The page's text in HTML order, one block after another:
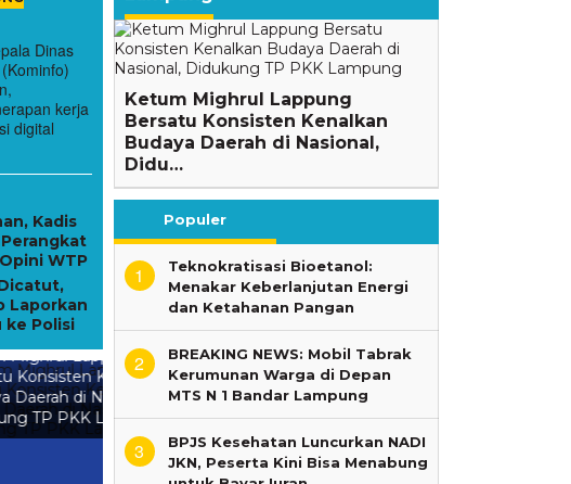
Dinas
kerja
digital
Kadis
WTP
Laporkan
ke Polisi
Kenalkan
Nasional,
Lampung
Kenalkan Budaya Lampung,
Mighrul Lappung Bersatu
Populerkan Sekubal Balak di
BPJS Kesehatan Luncurkan
NADI JKN, Peserta Kini Bisa
Menabung untuk Bayar
Ketum Mighrul Lappung
Bersatu Konsisten Kenalkan
Budaya Daerah di Nasional,
Didu…
Populer
1
Teknokratisasi Bioetanol:
Menakar Keberlanjutan Energi
dan Ketahanan Pangan
2
BREAKING NEWS: Mobil Tabrak
Kerumunan Warga di Depan
MTS N 1 Bandar Lampung
3
BPJS Kesehatan Luncurkan NADI
JKN, Peserta Kini Bisa Menabung